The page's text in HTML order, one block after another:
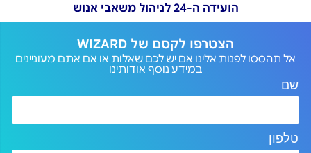
הועידה ה-24 לניהול משאבי אנוש
הצטרפו לקסם של WIZARD
אל תהססו לפנות אלינו אם יש לכם שאלות או אם אתם מעוניינים
במידע נוסף אודותינו
שם
טלפון